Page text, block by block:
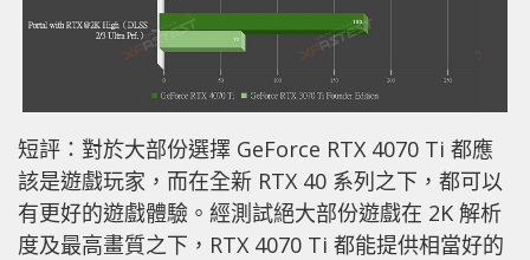
短評：對於大部份選擇 GeForce RTX 4070 Ti 都應
該是遊戲玩家，而在全新 RTX 40 系列之下，都可以
有更好的遊戲體驗。經測試絕大部份遊戲在 2K 解析
度及最高畫質之下，RTX 4070 Ti 都能提供相當好的